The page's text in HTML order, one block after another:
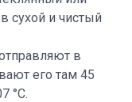
сухой и чистый
в
его там 45
°С.